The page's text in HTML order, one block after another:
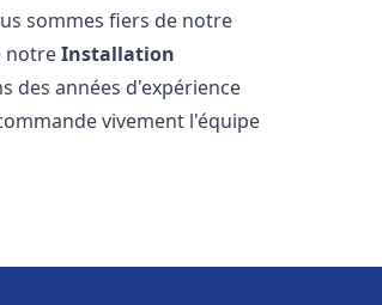
sommes fiers de notre
notreInstallation
des années d'expérience
vivement l'équipe